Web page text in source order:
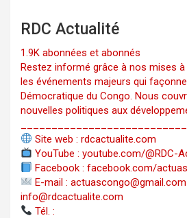
RDC Actualité
1.9K abonnées et abonnés
Restez informé grâce à nos mises
les événements majeurs qui
Démocratique du Congo. Nous
nouvelles politiques aux
Site web : rdcactualite.com
YouTube : youtube.com/@RDC-
Facebook : facebook.com/actuas
E-mail :
info@rdcactualite.com
Tél. : ‪‪‪‪‪‪‪‪‪‪‪‪‪‪‪‪‪‪‪‪‪‪‪‪‪‪‪‪‪‪‪‪